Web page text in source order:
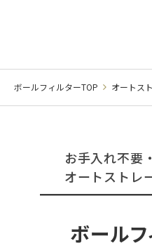
ボールフィルターTOP オートス
お手入れ不要
オートストレ
ボール